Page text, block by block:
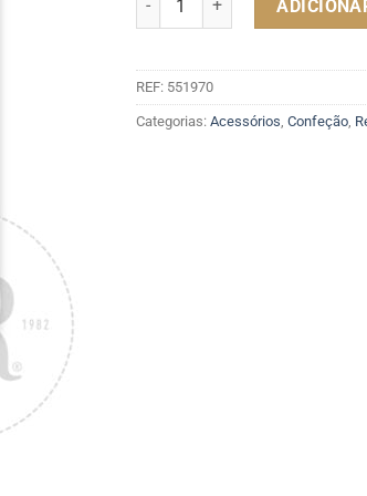
REF: 551970
Categorias: Acessórios Confeção